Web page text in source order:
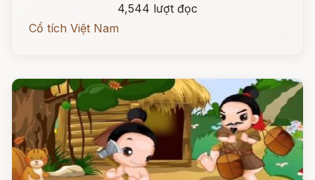
4,544 lượt đọc
Cổ tích Việt Nam